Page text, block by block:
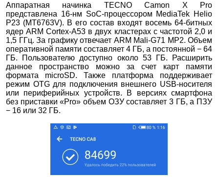
Аппаратная начинка TECNO Camon X Pro
представлена 16-нм SoC-процессором MediaTek Helio
P23 (MT6763V). В его состав входят восемь 64-битных
ядер ARM Cortex-A53 в двух кластерах с частотой 2,0 и
1,5 ГГц. За графику отвечает ARM Mali-G71 MP2. Объем
оперативной памяти составляет 4 ГБ, а постоянной − 64
ГБ. Пользователю доступно около 53 ГБ. Расширить
данное пространство можно за счет карт памяти
формата microSD. Также платформа поддерживает
режим OTG для подключения внешнего USB-носителя
или периферийных устройств. В версиях смартфона
без приставки «Pro» объем ОЗУ составляет 3 ГБ, а ПЗУ
− 16 или 32 ГБ.